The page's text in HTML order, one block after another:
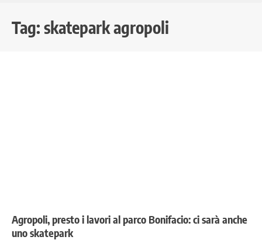
Tag: skatepark agropoli
Agropoli, presto i lavori al parco Bonifacio: ci sarà anche
uno skatepark